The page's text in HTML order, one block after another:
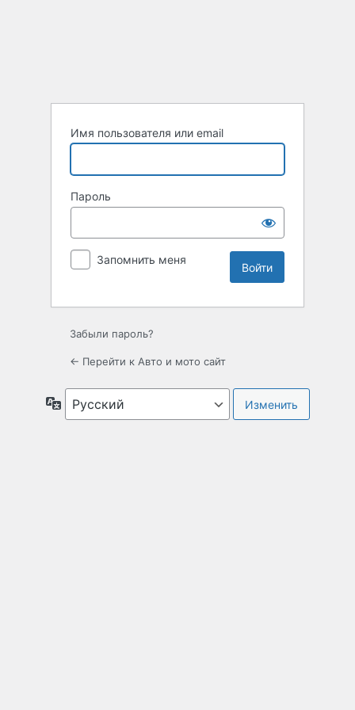
Имя пользователя или email
Пароль
Запомнить меня
Забыли пароль?
← Перейти к Авто и мото сайт
Язык